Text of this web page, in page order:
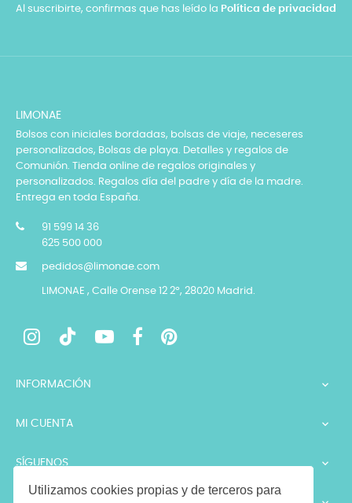
Utilizamos cookies propias y de terceros para
Al suscribirte, confirmas que has leído la Política de privacidad
LIMONAE
Bolsos con iniciales bordadas, bolsas de viaje, neceseres
personalizados, Bolsas de playa. Detalles y regalos de
Comunión. Tienda online de regalos originales y
personalizados. Regalos día del padre y día de la madre.
Entrega en toda España.
91 599 14 36
625 500 000
pedidos@limonae.com
LIMONAE , Calle Orense 12 2º, 28020 Madrid.
INFORMACIÓN 
MI CUENTA 
SÍGUENOS 